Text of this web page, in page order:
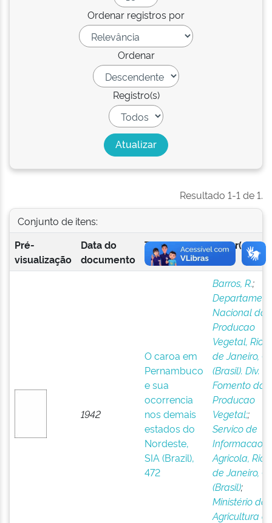
Ordenar registros por
Ordenar
Registro(s)
Resultado 1-1 de 1.
Conjunto de itens:
Pré-
visualização
Data do
documento
Título Autor(es)
1942
O caroa em
Pernambuco
e sua
ocorrencia
nos demais
estados do
Nordeste,
SIA (Brazil),
472
Barros, R.;
Nacional da
Producao
Vegetal, Rio
de Janeiro,
(Brasil). Div.
Fomento da
Producao
Vegetal;;
Servico de
Informacao
Agricola, Rio
de Janeiro,
(Brasil);
Ministério da
Agricultura e